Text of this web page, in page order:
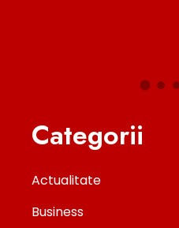
Categorii
Actualitate
Business